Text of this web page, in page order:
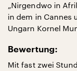
„Nirgendwo in
in dem in Cannes
Ungarn Kornel
Bewertung:
Mit fast zwei